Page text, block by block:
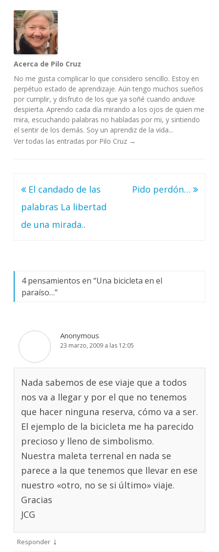
Acerca de Pilo Cruz
No me gusta complicar lo que considero sencillo. Estoy en
perpétuo estado de aprendizaje. Aún tengo muchos sueños
por cumplir, y disfruto de los que ya soñé cuando anduve
despierta. Aprendo cada día mirando a los ojos de quien me
mira, escuchando palabras no habladas por mi, y sintiendo
el sentir de los demás. Soy un aprendiz de la vida...
Ver todas las entradas por Pilo Cruz →
Navegación
de
entradas
El candado de las
palabras La libertad
de una mirada..
Pido perdón…
4 pensamientos en “Una bicicleta en el
paraíso…”
Anonymous
23 marzo, 2009 a las 12:05
Nada sabemos de ese viaje que a todos
nos va a llegar y por el que no tenemos
que hacer ninguna reserva, cómo va a ser.
El ejemplo de la bicicleta me ha parecido
precioso y lleno de simbolismo.
Nuestra maleta terrenal en nada se
parece a la que tenemos que llevar en ese
nuestro «otro, no se si último» viaje.
Gracias
JCG
Responder ↓